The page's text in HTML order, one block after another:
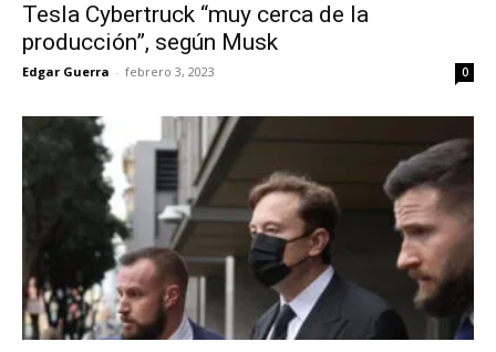
Tesla Cybertruck “muy cerca de la
producción”, según Musk
Edgar Guerra - febrero 3, 2023 0